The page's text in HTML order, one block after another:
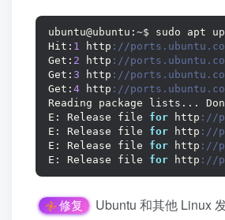
ubuntu@ubuntu:~$ sudo apt
Hit: 1 http ://
Get: 2 http ://
Get: 3 http ://
Get: 4 http ://
Reading package lists...
E: Release file for http ://
E: Release file for http ://
E: Release file for http ://
E: Release file for http ://
修复
Ubuntu 和其他 Linux